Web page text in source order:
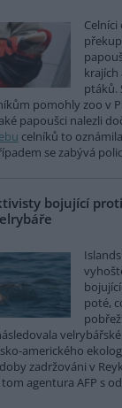
krajích
ptáků.
pomohly zoo v
papoušci nalezli
celníků to
se zabývá
bojující
poté,
amerického
zadržováni v
agentura AFP s